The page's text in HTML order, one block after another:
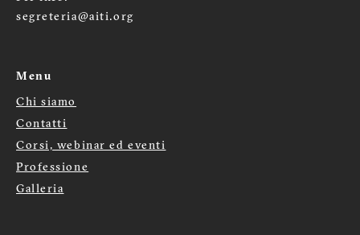
segreteria@aiti.org
Menu
Menù
footer
Chi siamo
Contatti
Corsi, webinar ed eventi
Professione
Galleria